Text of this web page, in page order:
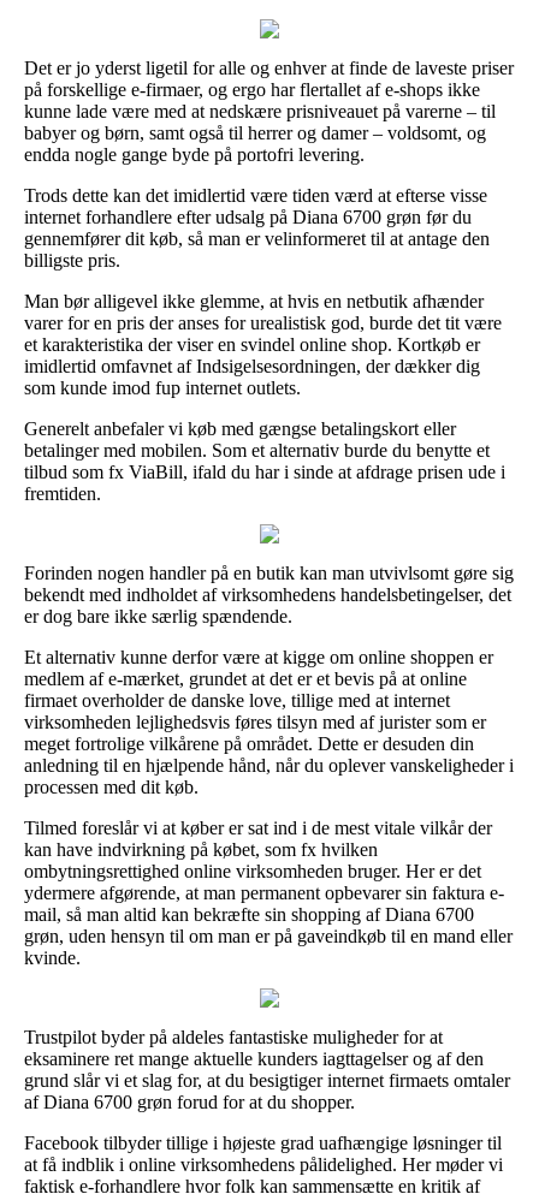
Det er jo yderst ligetil for alle og enhver at finde de laveste priser
på forskellige e-firmaer, og ergo har flertallet af e-shops ikke
kunne lade være med at nedskære prisniveauet på varerne – til
babyer og børn, samt også til herrer og damer – voldsomt, og
endda nogle gange byde på portofri levering.
Trods dette kan det imidlertid være tiden værd at efterse visse
internet forhandlere efter udsalg på Diana 6700 grøn før du
gennemfører dit køb, så man er velinformeret til at antage den
billigste pris.
Man bør alligevel ikke glemme, at hvis en netbutik afhænder
varer for en pris der anses for urealistisk god, burde det tit være
et karakteristika der viser en svindel online shop. Kortkøb er
imidlertid omfavnet af Indsigelsesordningen, der dækker dig
som kunde imod fup internet outlets.
Generelt anbefaler vi køb med gængse betalingskort eller
betalinger med mobilen. Som et alternativ burde du benytte et
tilbud som fx ViaBill, ifald du har i sinde at afdrage prisen ude i
fremtiden.
Forinden nogen handler på en butik kan man utvivlsomt gøre sig
bekendt med indholdet af virksomhedens handelsbetingelser, det
er dog bare ikke særlig spændende.
Et alternativ kunne derfor være at kigge om online shoppen er
medlem af e-mærket, grundet at det er et bevis på at online
firmaet overholder de danske love, tillige med at internet
virksomheden lejlighedsvis føres tilsyn med af jurister som er
meget fortrolige vilkårene på området. Dette er desuden din
anledning til en hjælpende hånd, når du oplever vanskeligheder i
processen med dit køb.
Tilmed foreslår vi at køber er sat ind i de mest vitale vilkår der
kan have indvirkning på købet, som fx hvilken
ombytningsrettighed online virksomheden bruger. Her er det
ydermere afgørende, at man permanent opbevarer sin faktura e-
mail, så man altid kan bekræfte sin shopping af Diana 6700
grøn, uden hensyn til om man er på gaveindkøb til en mand eller
kvinde.
Trustpilot byder på aldeles fantastiske muligheder for at
eksaminere ret mange aktuelle kunders iagttagelser og af den
grund slår vi et slag for, at du besigtiger internet firmaets omtaler
af Diana 6700 grøn forud for at du shopper.
Facebook tilbyder tillige i højeste grad uafhængige løsninger til
at få indblik i online virksomhedens pålidelighed. Her møder vi
faktisk e-forhandlere hvor folk kan sammensætte en kritik af